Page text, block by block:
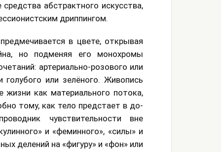
абстрактного искусства,
дриппингом.
в цвете, открывая
но подменяя его монохромы
артериально-розового или
или зелёного. Живопись
как материального потока,
тому, как тело предстает в до-
чувствительности вне
и «феминного», «силы» и
делений на «фигуру» и «фон» или